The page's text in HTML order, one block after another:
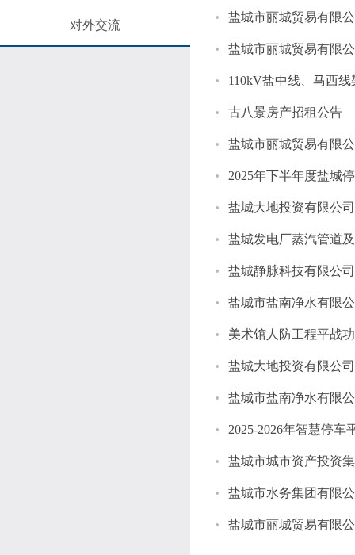
对外交流
盐城市丽城贸易有限
盐城市丽城贸易有限
110kV盐中线、马西
古八景房产招租公告
盐城市丽城贸易有限
2025年下半年度盐城
盐城发电厂蒸汽管道
盐城静脉科技有限公
盐城市盐南净水有限
美术馆人防工程平战
盐城市盐南净水有限
2025-2026年智慧停
盐城市丽城贸易有限